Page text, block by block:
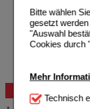
Bitte wählen
gesetzt
"Auswahl
Cookies durch
Mehr
Technisch
Technisch